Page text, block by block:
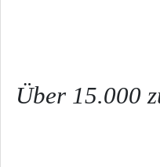
Über 15.000